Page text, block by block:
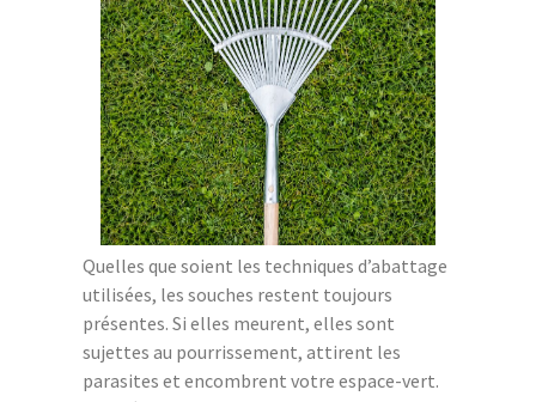
Quelles que soient les techniques d’abattage
utilisées, les souches restent toujours
présentes. Si elles meurent, elles sont
sujettes au pourrissement, attirent les
parasites et encombrent votre espace-vert.